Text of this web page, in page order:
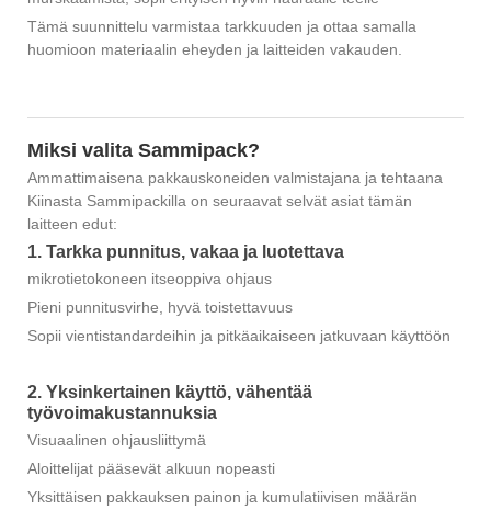
Tämä suunnittelu varmistaa tarkkuuden ja ottaa samalla
huomioon materiaalin eheyden ja laitteiden vakauden.
Miksi valita Sammipack?
Ammattimaisena pakkauskoneiden valmistajana ja tehtaana
Kiinasta Sammipackilla on seuraavat selvät asiat tämän
laitteen edut:
1. Tarkka punnitus, vakaa ja luotettava
mikrotietokoneen itseoppiva ohjaus
Pieni punnitusvirhe, hyvä toistettavuus
Sopii vientistandardeihin ja pitkäaikaiseen jatkuvaan käyttöön
2. Yksinkertainen käyttö, vähentää
työvoimakustannuksia
Visuaalinen ohjausliittymä
Aloittelijat pääsevät alkuun nopeasti
Yksittäisen pakkauksen painon ja kumulatiivisen määrän